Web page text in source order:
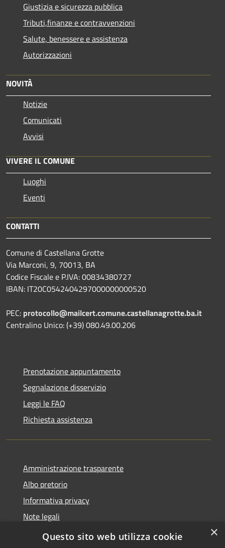
Giustizia e sicurezza pubblica
Tributi,finanze e contravvenzioni
Salute, benessere e assistenza
Autorizzazioni
NOVITÀ
Notizie
Comunicati
Avvisi
VIVERE IL COMUNE
Luoghi
Eventi
CONTATTI
Comune di Castellana Grotte
Via Marconi, 9, 70013, BA
Codice Fiscale e P.IVA: 00834380727
IBAN: IT20C0542404297000000000520
PEC: protocollo@mailcert.comune.castellanagrotte.ba.it
Centralino Unico: (+39) 080.49.00.206
Prenotazione appuntamento
Segnalazione disservizio
Leggi le FAQ
Richiesta assistenza
Amministrazione trasparente
Albo pretorio
Informativa privacy
Note legali
Dichiarazione di accessibilità
×
Questo sito web utilizza cookie